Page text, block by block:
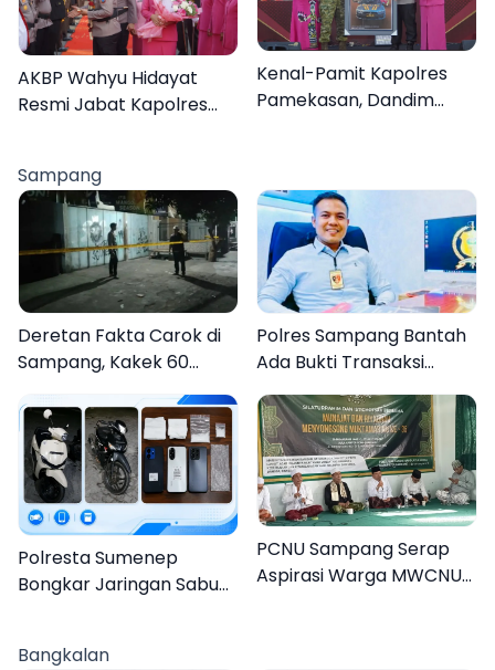
AKBP Wahyu Hidayat
Resmi Jabat Kapolres
Kenal-Pamit Kapolres
Pamekasan, Dandim
Sampang
Deretan Fakta Carok di
Sampang, Kakek 60
Tahun Duel Melawan 2
Pria
Polres Sampang Bantah
Ada Bukti Transaksi
dalam Kasus Rudapaksa
Anak 27 Tersangka
Polresta Sumenep
Bongkar Jaringan Sabu
PCNU Sampang Serap
Aspirasi Warga MWCNU
Bangkalan